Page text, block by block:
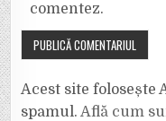
comentez.
Acest site folosește
spamul.Află cum